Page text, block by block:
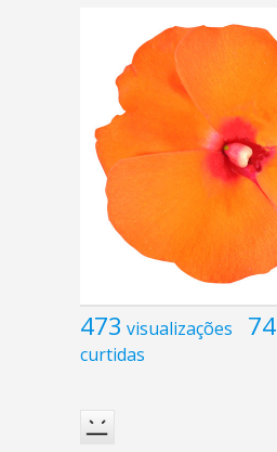
473 visualizações 74
curtidas